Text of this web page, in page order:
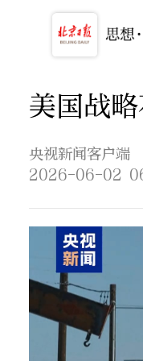
美国战
央视新闻客户端
2026-06-02